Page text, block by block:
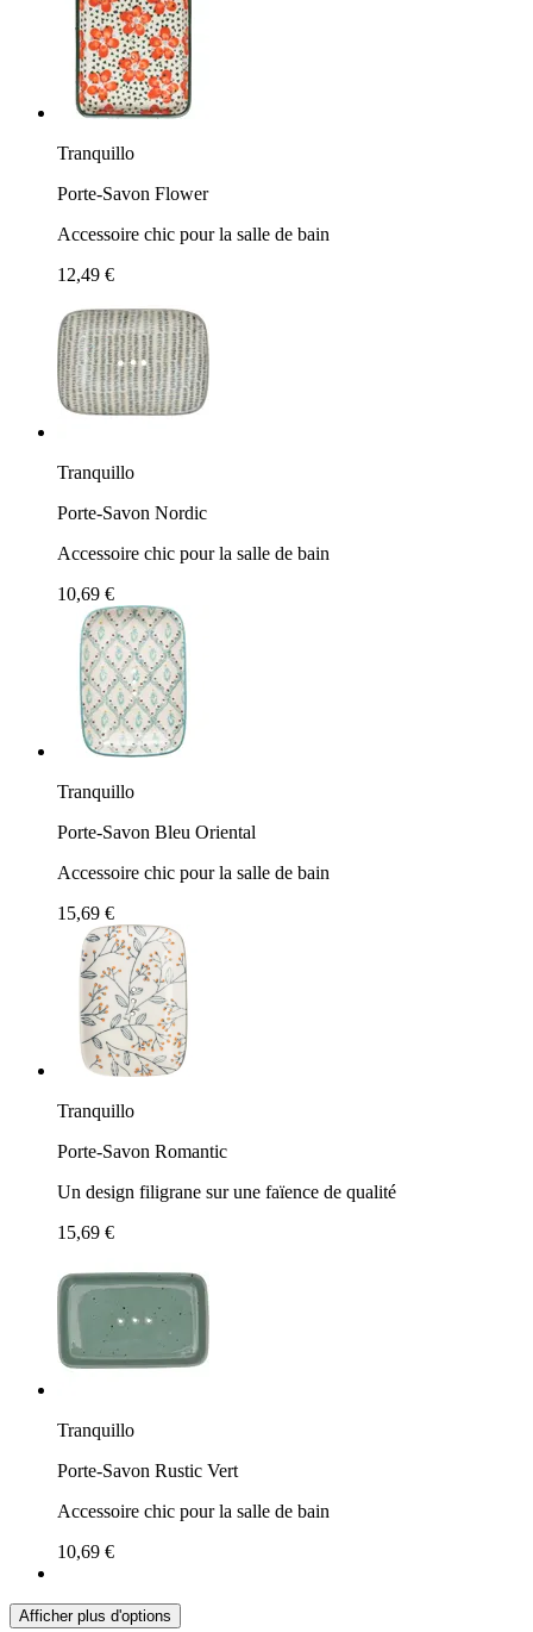
Tranquillo
Porte-Savon Flower
Accessoire chic pour la salle de bain
12,49 €
Tranquillo
Porte-Savon Nordic
Accessoire chic pour la salle de bain
10,69 €
Tranquillo
Porte-Savon Bleu Oriental
Accessoire chic pour la salle de bain
15,69 €
Tranquillo
Porte-Savon Romantic
Un design filigrane sur une faïence de qualité
15,69 €
Tranquillo
Porte-Savon Rustic Vert
Accessoire chic pour la salle de bain
10,69 €
Afficher plus d'options